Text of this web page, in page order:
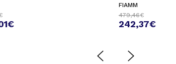
€
FIAMM
479,46€
242,37€